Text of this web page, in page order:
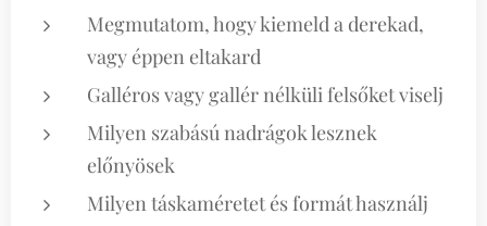
Megmutatom, hogy kiemeld a derekad,
vagy éppen eltakard
Galléros vagy gallér nélküli felsőket viselj
Milyen szabású nadrágok lesznek
előnyösek
Milyen táskaméretet és formát használj